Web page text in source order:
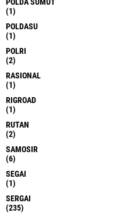
(1)
POLDASU
(1)
POLRI
(2)
RASIONAL
(1)
RIGROAD
(1)
RUTAN
(2)
SAMOSIR
(6)
SEGAI
(1)
SERGAI
(235)